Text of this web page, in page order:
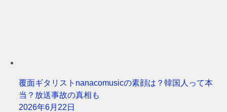
覆面ギタリストnanacomusicの素顔は？韓国人って本
当？放送事故の真相も
2026年6月22日